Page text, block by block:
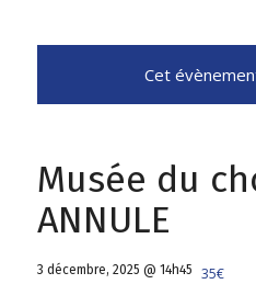
Cet
Musée du
ANNULE
3 décembre, 2025 @ 14h45 35€